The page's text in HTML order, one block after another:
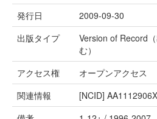
発行日
2009-09-30
出版タイプ
Version of Record
む）
アクセス権
オープンアクセス
関連情報
[NCID] AA1112906X